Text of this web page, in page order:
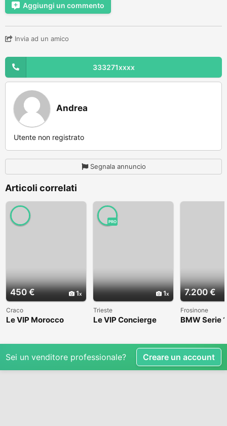
Aggiungi un commento
Invia ad un amico
333271xxxx
Andrea
Utente non registrato
Segnala annuncio
Articoli correlati
450 € 1
Craco
Le VIP Morocco
1
PRO
Trieste
Le VIP Concierge
7.200 €
Frosinone
BMW Serie
Sei un venditore professionale? Creare un account